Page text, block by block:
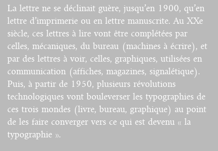
La lettre ne se déclinait guère, jusqu’en 1900, qu’en
lettre d’imprimerie ou en lettre manuscrite. Au XXe
siècle, ces lettres à lire vont être complétées par
celles, mécaniques, du bureau (machines à écrire), et
par des lettres à voir, celles, graphiques, utilisées en
communication (affiches, magazines, signalétique).
Puis, à partir de 1950, plusieurs révolutions
technologiques vont bouleverser les typographies de
ces trois mondes (livre, bureau, graphique) au point
de les faire converger vers ce qui est devenu « la
typographie ».